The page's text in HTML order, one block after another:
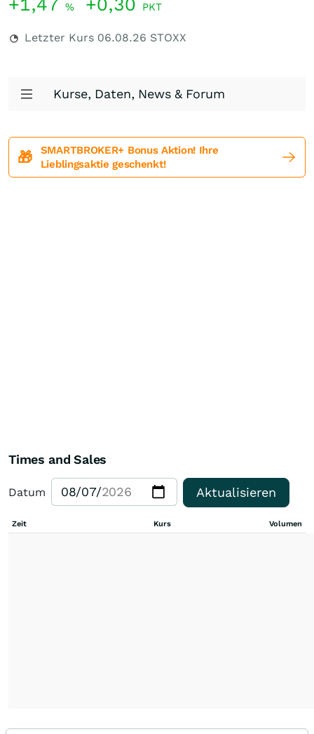
+1,47 % +0,30 PKT
Letzter Kurs 06.08.26 STOXX
Kurse, Daten, News & Forum
🎁
SMARTBROKER+ Bonus Aktion! Ihre
Lieblingsaktie geschenkt!
Times and Sales
Datum Aktualisieren
Zeit Kurs Volumen